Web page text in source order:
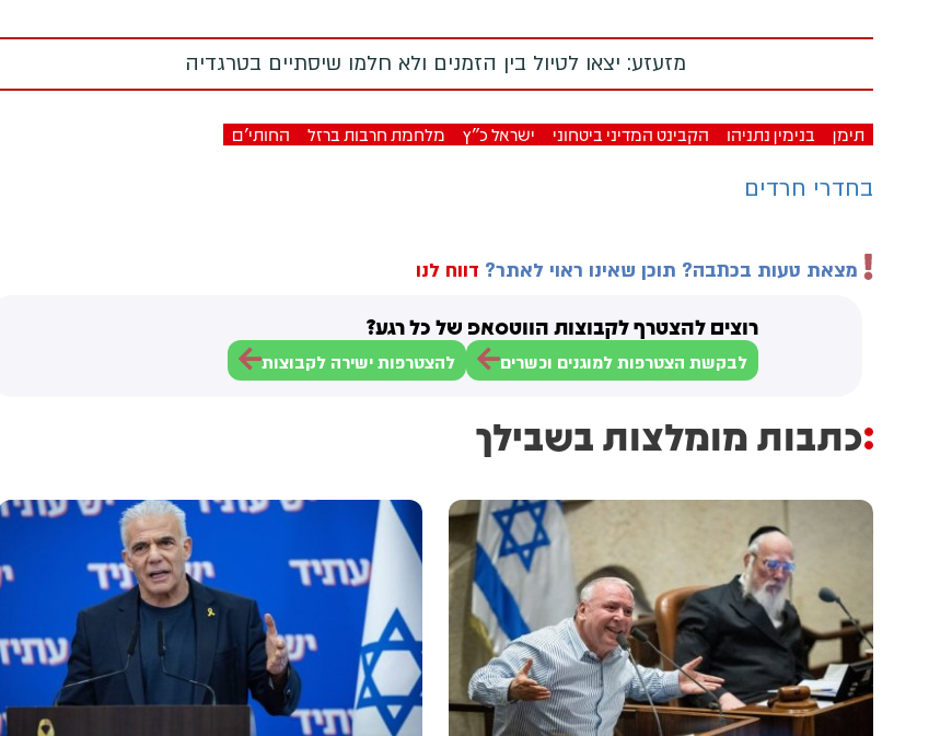
מזעזע: יצאו לטיול בין הזמנים ולא חלמו שיסתיים בטרגדיה
תימן בנימין נתניהו הקבינט המדיני ביטחוני ישראל כ"ץ מלחמת חרבות ברזל החותי'ם
בחדרי חרדים
מצאת טעות בכתבה? תוכן שאינו ראוי לאתר? דווח לנו
רוצים להצטרף לקבוצות הווטסאפ של כל רגע?
לבקשת הצטרפות למוגנים וכשרים להצטרפות ישירה לקבוצות
כתבות מומלצות בשבילך